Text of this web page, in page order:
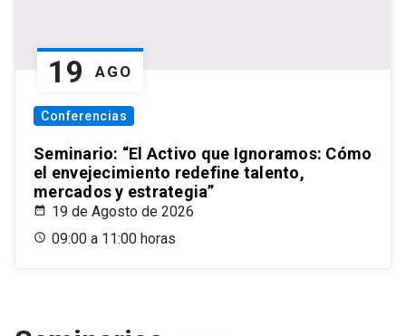
19 AGO
Conferencias
Seminario: “El Activo que Ignoramos: Cómo
el envejecimiento redefine talento,
mercados y estrategia”
19 de Agosto de 2026
09:00 a 11:00 horas